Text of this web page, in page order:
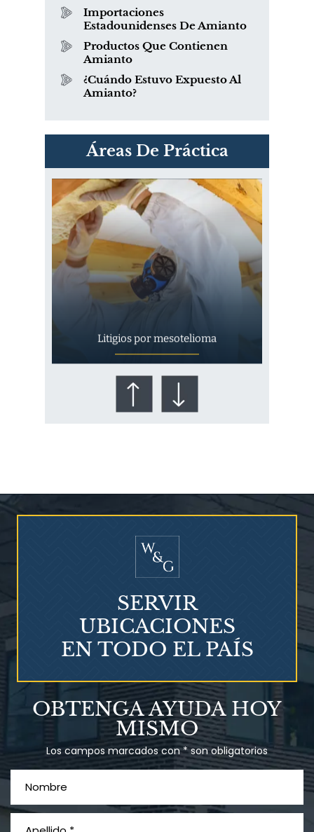
Importaciones
Estadounidenses De Amianto
Productos Que Contienen
Amianto
¿Cuándo Estuvo Expuesto Al
Amianto?
Áreas De Práctica
PVC Cloruro de polivinilo
Exposición
Litigios por mesotelioma
¿Quién corre el riesgo de
Talco en polvo
Ovary cancer
OBTENGA AYUDA HOY
MISMO
Los campos marcados con * son obligatorios
SERVIR
UBICACIONES
EN TODO EL PAÍS